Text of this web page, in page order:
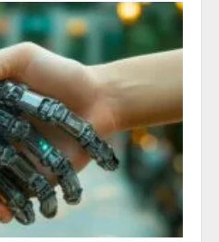
ーム
「QueryPie
を提供
開始
2026/08/06/11:53:44